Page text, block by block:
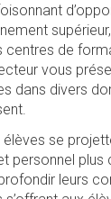
de
vous
dans divers
élèves se
personnel
leurs